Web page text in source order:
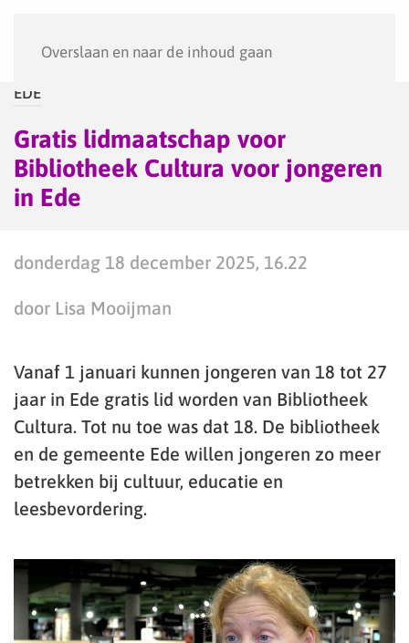
Overslaan en naar de inhoud gaan
EDE
Gratis lidmaatschap voor
Bibliotheek Cultura voor jongeren
in Ede
donderdag 18 december 2025, 16.22
door Lisa Mooijman
Vanaf 1 januari kunnen jongeren van 18 tot 27
jaar in Ede gratis lid worden van Bibliotheek
Cultura. Tot nu toe was dat 18. De bibliotheek
en de gemeente Ede willen jongeren zo meer
betrekken bij cultuur, educatie en
leesbevordering.